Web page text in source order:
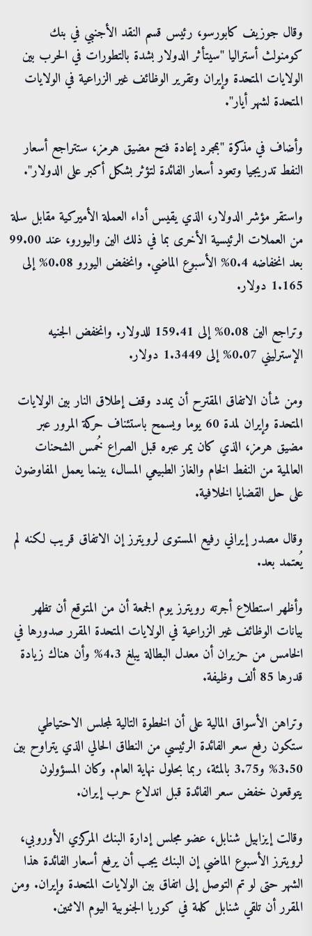
وقال جوزيف كابورسو، رئيس قسم النقد الأجنبي في بنك
كومنولث أستراليا "سيتأثر الدولار بشدة بالتطورات في الحرب بين
الولايات المتحدة وإيران وتقرير الوظائف غير الزراعية في الولايات
المتحدة لشهر أيار".
وأضاف في مذكرة "بمجرد إعادة فتح مضيق هرمز، ستتراجع أسعار
النفط تدريجيا وتعود أسعار الفائدة لتؤثر بشكل أكبر على الدولار".
واستقر مؤشر الدولار، الذي يقيس أداء العملة الأميركية مقابل سلة
من العملات الرئيسية الأخرى بما في ذلك الين واليورو، عند 99.00
بعد انخفاضه 0.4% الأسبوع الماضي. وانخفض اليورو 0.08% إلى
1.165 دولار.
وتراجع الين 0.08% إلى 159.41 للدولار. وانخفض الجنيه
الإسترليني 0.07% إلى 1.3449 دولار.
ومن شأن الاتفاق المقترح أن يمدد وقف إطلاق النار بين الولايات
المتحدة وإيران لمدة 60 يوما ويسمح باستئناف حركة المرور عبر
مضيق هرمز، الذي كان يمر عبره قبل الصراع خُمس الشحنات
العالمية من النفط الخام والغاز الطبيعي المسال، بينما يعمل المفاوضون
على حل القضايا الخلافية.
وقال مصدر إيراني رفيع المستوى لرويترز إن الاتفاق قريب لكنه لم
يُعتمد بعد.
وأظهر استطلاع أجرته رويترز يوم الجمعة أن من المتوقع أن تظهر
بيانات الوظائف غير الزراعية في الولايات المتحدة المقرر صدورها في
الخامس من حزيران أن معدل البطالة يبلغ 4.3% وأن هناك زيادة
قدرها 85 ألف وظيفة.
وتراهن الأسواق المالية على أن الخطوة التالية لمجلس الاحتياطي
ستكون رفع سعر الفائدة الرئيسي من النطاق الحالي الذي يتراوح بين
3.50% و3.75 بالمئة، ربما بحلول نهاية العام. وكان المسؤولون
يتوقعون خفض سعر الفائدة قبل اندلاع حرب إيران.
وقالت إيزابيل شنابل، عضو مجلس إدارة البنك المركزي الأوروبي،
لرويترز الأسبوع الماضي إن البنك يجب أن يرفع أسعار الفائدة هذا
الشهر حتى لو تم التوصل إلى اتفاق بين الولايات المتحدة وإيران. ومن
المقرر أن تلقي شنابل كلمة في كوريا الجنوبية اليوم الاثنين.